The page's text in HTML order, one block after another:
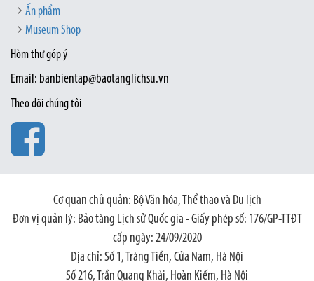
Ấn phẩm
Museum Shop
Hòm thư góp ý
Email: banbientap@baotanglichsu.vn
Theo dõi chúng tôi
Cơ quan chủ quản: Bộ Văn hóa, Thể thao và Du lịch
Đơn vị quản lý: Bảo tàng Lịch sử Quốc gia - Giấy phép số: 176/GP-TTĐT
cấp ngày: 24/09/2020
Địa chỉ: Số 1, Tràng Tiền, Cửa Nam, Hà Nội
Số 216, Trần Quang Khải, Hoàn Kiếm, Hà Nội